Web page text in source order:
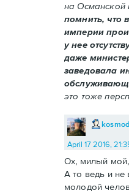
на Османской
помнить, что
империи
у нее
даже
заведовала
это тоже
April 17 2016,
Ох, милый
А то ведь и не
молодой